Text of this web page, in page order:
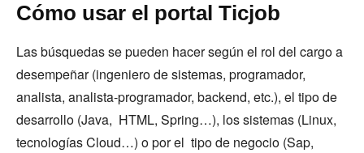
Cómo usar el portal Ticjob
Las búsquedas se pueden hacer según el rol del cargo a
desempeñar (ingeniero de sistemas, programador,
analista, analista-programador, backend, etc.), el tipo de
desarrollo (Java, HTML, Spring…), los sistemas (Linux,
tecnologías Cloud…) o por el tipo de negocio (Sap,